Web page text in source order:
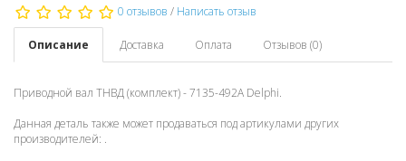
0 отзывов / Написать отзыв
Описание Доставка Оплата Отзывов (0)
Приводной вал ТНВД (комплект) - 7135-492A Delphi.
Данная деталь также может продаваться под артикулами других
производителей: .